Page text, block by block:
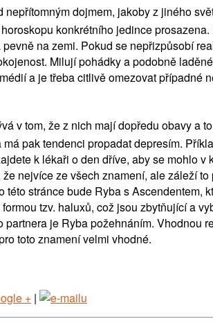
dojmem, jakoby z jiného
konkrétního jedince
na zemi. Pokud se nepřizpůsobí
Milují pohádky a podobně
a je třeba citlivě omezovat případné
v tom, že z nich mají dopředu obavy a
pak tendenci propadat depresím.
k lékaři o den dříve, aby se mohlo
nejvíce ze všech znamení, ale záleží
stránce bude Ryba s Ascendentem,
tzv. haluxů, což jsou zbytňující a
je Ryba požehnáním. Vhodnou
toto znamení velmi vhodné.
|